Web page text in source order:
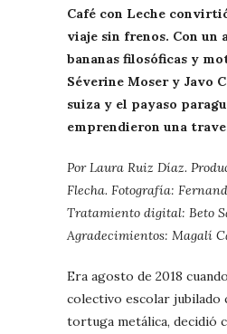
Café con Leche
viaje sin frenos. Con un
bananas filosóficas y
Séverine Moser y Javo
suiza y el payaso
emprendieron una
Por Laura Ruiz Díaz.
Flecha. Fotografía:
Tratamiento digital: Beto
Agradecimientos: Magalí
Era agosto de 2018
colectivo escolar jubilado
tortuga metálica, decidió